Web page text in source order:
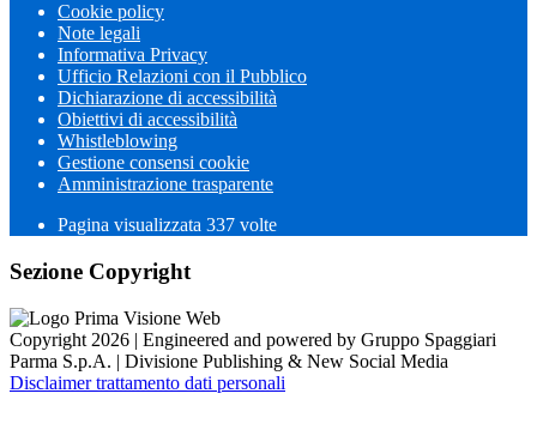
Cookie policy
Note legali
Informativa Privacy
Ufficio Relazioni con il Pubblico
Dichiarazione di accessibilità
Obiettivi di accessibilità
Whistleblowing
Gestione consensi cookie
Amministrazione trasparente
Pagina visualizzata 337 volte
Sezione Copyright
Copyright 2026 | Engineered and powered by Gruppo Spaggiari
Parma S.p.A. | Divisione Publishing & New Social Media
Disclaimer trattamento dati personali